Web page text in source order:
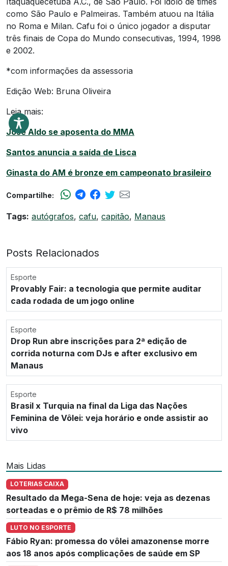
como São Paulo e Palmeiras. Também atuou na Itália
no Roma e Milan. Cafu foi o único jogador a disputar
três finais de Copa do Mundo consecutivas, 1994, 1998
e 2002.
*com informações da assessoria
Edição Web: Bruna Oliveira
Leia mais:
José Aldo se aposenta do MMA
Santos anuncia a saída de Lisca
Ginasta do AM é bronze em campeonato brasileiro
Compartilhe:
Tags: autógrafos, cafu, capitão, Manaus
Posts Relacionados
Esporte
Provably Fair: a tecnologia que permite auditar
cada rodada de um jogo online
Esporte
Drop Run abre inscrições para 2ª edição de
corrida noturna com DJs e after exclusivo em
Manaus
Esporte
Brasil x Turquia na final da Liga das Nações
Feminina de Vôlei: veja horário e onde assistir ao
vivo
Mais Lidas
LOTERIAS CAIXA
Resultado da Mega-Sena de hoje: veja as dezenas
sorteadas e o prêmio de R$ 78 milhões
LUTO NO ESPORTE
Fábio Ryan: promessa do vôlei amazonense morre
aos 18 anos após complicações de saúde em SP